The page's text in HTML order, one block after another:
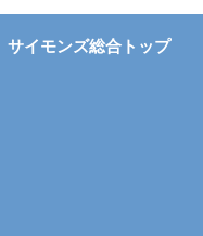
サイモンズ総合トップ